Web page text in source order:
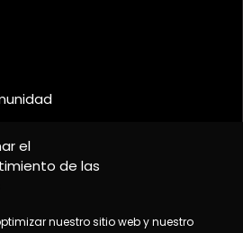
el
de las
nuestro sitio web y nuestro